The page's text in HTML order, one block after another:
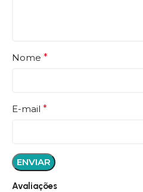
Avaliações
Nome *
E-mail *